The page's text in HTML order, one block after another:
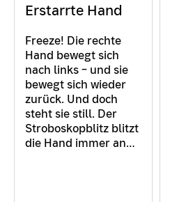
Erstarrte Hand
Freeze! Die rechte
Hand bewegt sich
nach links – und sie
bewegt sich wieder
zurück. Und doch
steht sie still. Der
Stroboskopblitz blitzt
die Hand immer an…